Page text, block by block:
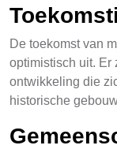
De toekomst van
optimistisch uit. Er
ontwikkeling die
historische